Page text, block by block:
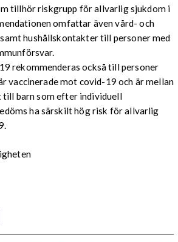
tillhör riskgrupp för allvarlig sjukdom i
omfattar även vård- och
hushållskontakter till personer med
rekommenderas också till personer
vaccinerade mot covid-19 och är mellan
till barn som efter individuell
ha särskilt hög risk för allvarlig